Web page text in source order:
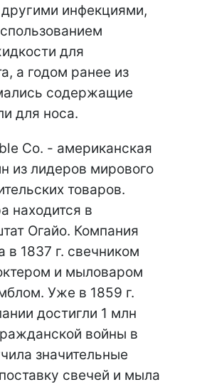
инфекциями,
для
а годом ранее из
содержащие
для носа.
Co. - американская
из лидеров мирового
товаров.
находится в
Огайо. Компания
в 1837 г. свечником
и мыловаром
Уже в 1859 г.
достигли 1 млн
войны в
значительные
свечей и мыла